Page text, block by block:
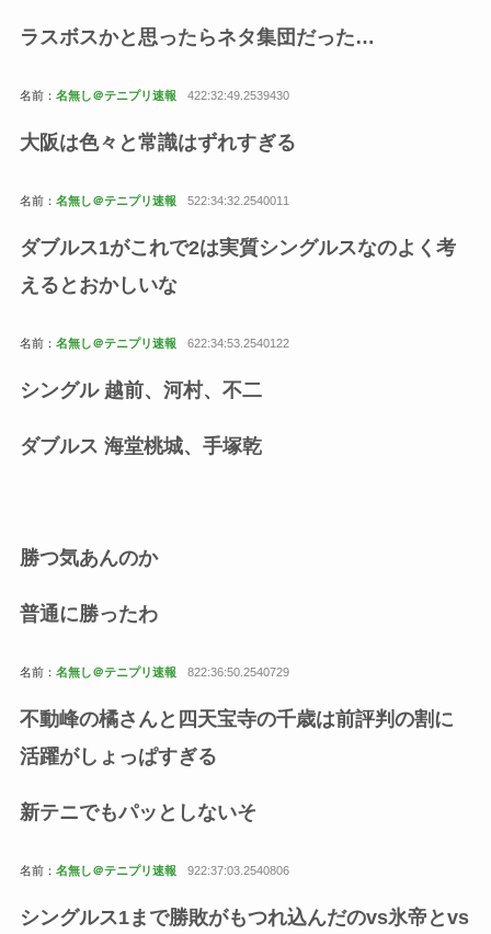
ラスボスかと思ったらネタ集団だった…
名前： 名無し＠テニプリ速報 422:32:49.2539430
大阪は色々と常識はずれすぎる
名前： 名無し＠テニプリ速報 522:34:32.2540011
ダブルス1がこれで2は実質シングルスなのよく考
えるとおかしいな
名前： 名無し＠テニプリ速報 622:34:53.2540122
シングル 越前、河村、不二
ダブルス 海堂桃城、手塚乾
勝つ気あんのか
普通に勝ったわ
名前： 名無し＠テニプリ速報 822:36:50.2540729
不動峰の橘さんと四天宝寺の千歳は前評判の割に
活躍がしょっぱすぎる
新テニでもパッとしないそ
名前： 名無し＠テニプリ速報 922:37:03.2540806
シングルス1まで勝敗がもつれ込んだのvs氷帝とvs